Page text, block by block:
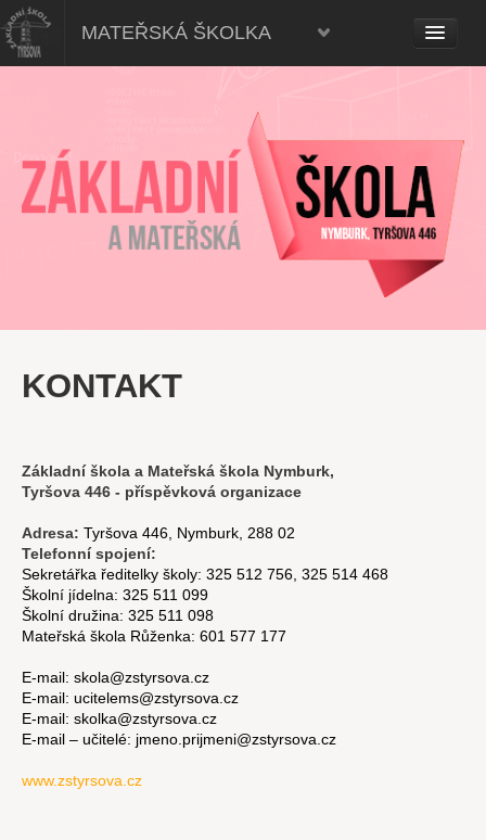
Mateřská škola, Nymburk
MATEŘSKÁ ŠKOLKA
KONTAKT
Základní škola a Mateřská škola Nymburk,
Tyršova 446 - příspěvková organizace
Adresa: Tyršova 446, Nymburk, 288 02
Telefonní spojení:
Sekretářka ředitelky školy: 325 512 756, 325 514 468
Školní jídelna: 325 511 099
Školní družina: 325 511 098
Mateřská škola Růženka: 601 577 177
E-mail: skola@zstyrsova.cz
E-mail: ucitelems@zstyrsova.cz
E-mail: skolka@zstyrsova.cz
E-mail – učitelé: jmeno.prijmeni@zstyrsova.cz
www.zstyrsova.cz